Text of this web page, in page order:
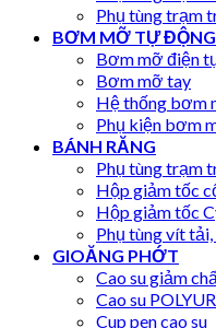
Phụ tùng trạm
BƠM MỠ TỰ ĐỘNG
Bơm mỡ điện
Bơm mỡ tay
Hệ thống bơm
Phụ kiện bơm
BÁNH RĂNG
Phụ tùng trạm
Hộp giảm tốc
Hộp giảm tốc
Phụ tùng vít
GIOĂNG PHỚT
Cao su giảm
Cao su
Cup pen cao su